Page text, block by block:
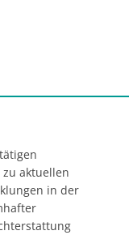
aktuellen
in der